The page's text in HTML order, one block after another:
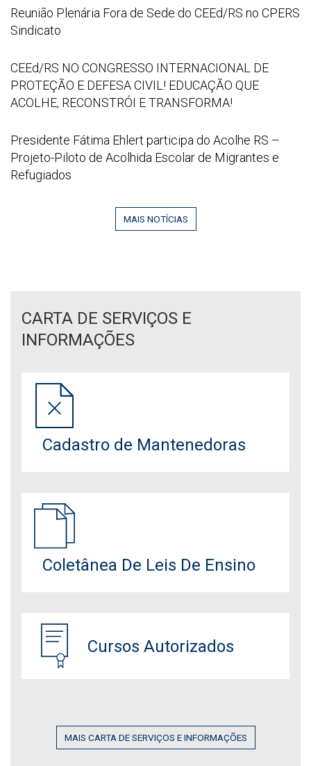
Educação”
2026
07
16
52
53
Reunião
Plenária
de
Sede
do
CEEd/RS
CPERS
Sindicato
Reunião Plenária Fora de Sede do CEEd/RS no CPERS
Sindicato
CEEd/RS
NO
CONGRESSO
DE
PROTEÇÃO
E
DEFESA
CEEd/RS NO CONGRESSO INTERNACIONAL DE
PROTEÇÃO E DEFESA CIVIL! EDUCAÇÃO QUE
ACOLHE, RECONSTRÓI E TRANSFORMA!
Captura
de
tela
Presidente Fátima Ehlert participa do Acolhe RS –
Projeto-Piloto de Acolhida Escolar de Migrantes e
Refugiados
MAIS NOTÍCIAS
CARTA DE SERVIÇOS E
INFORMAÇÕES
Cadastro de Mantenedoras
Coletânea De Leis De Ensino
Cursos Autorizados
MAIS CARTA DE SERVIÇOS E INFORMAÇÕES